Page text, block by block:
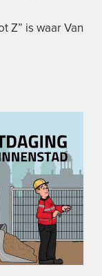
Z” is waar Van